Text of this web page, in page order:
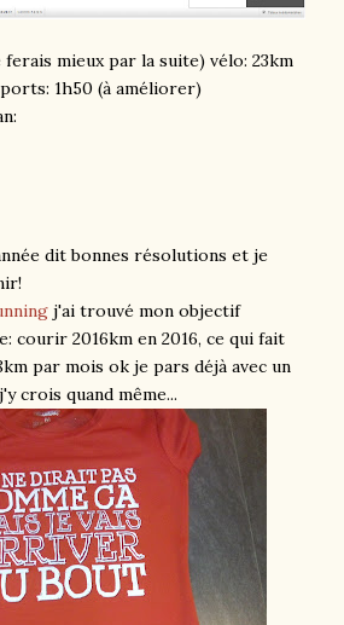
ferais mieux par la suite) vélo: 23km
1h50 (à améliorer)
dit bonnes résolutions et je
j'ai trouvé mon objectif
courir 2016km en 2016, ce qui fait
par mois ok je pars déjà avec un
crois quand même...